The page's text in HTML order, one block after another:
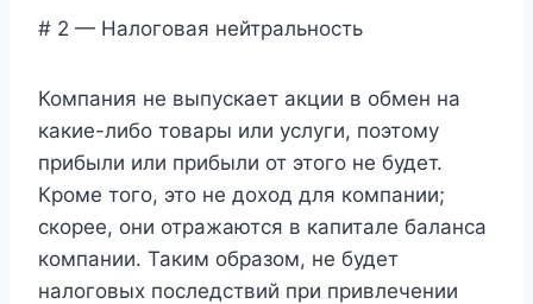
# 2 — Налоговая нейтральность
Компания не выпускает акции в обмен на
какие-либо товары или услуги, поэтому
прибыли или прибыли от этого не будет.
Кроме того, это не доход для компании;
скорее, они отражаются в капитале баланса
компании. Таким образом, не будет
налоговых последствий при привлечении